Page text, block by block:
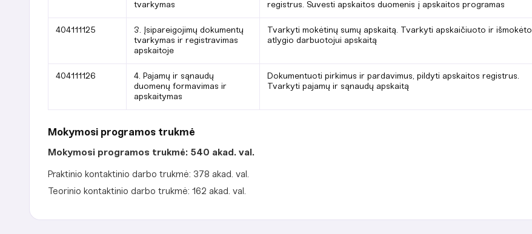
tvarkymas
registrus. Suvesti apskaitos duomenis į apskaitos programas
404111125
3. Įsipareigojimų dokumentų
tvarkymas ir registravimas
apskaitoje
Tvarkyti mokėtinų sumų apskaitą. Tvarkyti apskaičiuoto ir išmokėto
atlygio darbuotojui apskaitą
404111126
4. Pajamų ir sąnaudų
duomenų formavimas ir
apskaitymas
Dokumentuoti pirkimus ir pardavimus, pildyti apskaitos registrus.
Tvarkyti pajamų ir sąnaudų apskaitą
Mokymosi programos trukmė
Mokymosi programos trukmė: 540 akad. val.
Praktinio kontaktinio darbo trukmė: 378 akad. val.
Teorinio kontaktinio darbo trukmė: 162 akad. val.